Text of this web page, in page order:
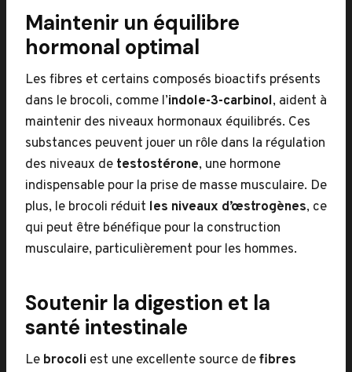
Maintenir un équilibre
hormonal optimal
Les fibres et certains composés bioactifs présents
dans le brocoli, comme l’indole-3-carbinol, aident à
maintenir des niveaux hormonaux équilibrés. Ces
substances peuvent jouer un rôle dans la régulation
des niveaux de testostérone, une hormone
indispensable pour la prise de masse musculaire. De
plus, le brocoli réduit les niveaux d’œstrogènes, ce
qui peut être bénéfique pour la construction
musculaire, particulièrement pour les hommes.
Soutenir la digestion et la
santé intestinale
Le brocoli est une excellente source defibres